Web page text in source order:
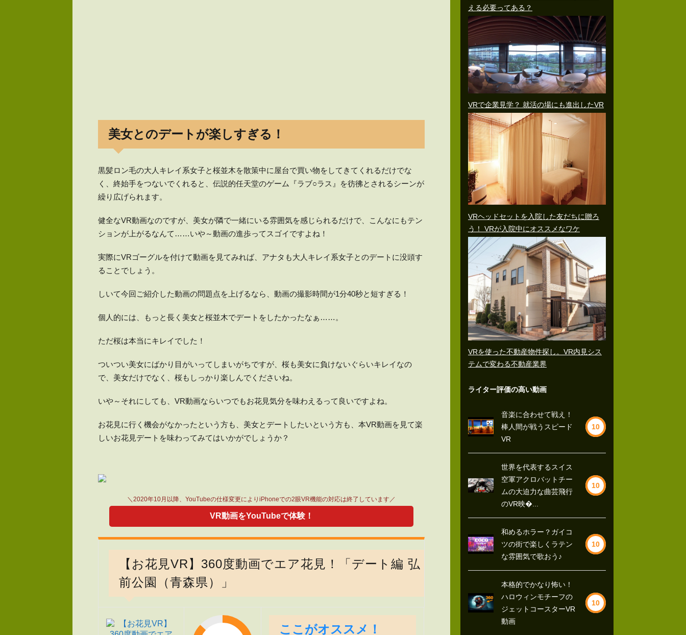
美女とのデートが楽しすぎる！
黒髪ロン毛の大人キレイ系女子と桜並木を散策中に屋台で買い物をしてきてくれるだけでな
く、終始手をつないでくれると、伝説的任天堂のゲーム『ラブ○ラス』を彷彿とされるシーンが
繰り広げられます。
健全なVR動画なのですが、美女が隣で一緒にいる雰囲気を感じられるだけで、こんなにもテン
ションが上がるなんて……いや～動画の進歩ってスゴイですよね！
実際にVRゴーグルを付けて動画を見てみれば、アナタも大人キレイ系女子とのデートに没頭す
ることでしょう。
しいて今回ご紹介した動画の問題点を上げるなら、動画の撮影時間が1分40秒と短すぎる！
個人的には、もっと長く美女と桜並木でデートをしたかったなぁ……。
ただ桜は本当にキレイでした！
ついつい美女にばかり目がいってしまいがちですが、桜も美女に負けないぐらいキレイなの
で、美女だけでなく、桜もしっかり楽しんでくださいね。
いや～それにしても、VR動画ならいつでもお花見気分を味わえるって良いですよね。
お花見に行く機会がなかったという方も、美女とデートしたいという方も、本VR動画を見て楽
しいお花見デートを味わってみてはいかがでしょうか？
＼2020年10月以降、YouTubeの仕様変更によりiPhoneでの2眼VR機能の対応は終了しています／
VR動画をYouTubeで体験！
【お花見VR】360度動画でエア花見！「デート編 弘
前公園（青森県）」
ここがオススメ！
える必要ってある？
VRで企業見学？ 就活の場にも進出したVR
VRヘッドセットを入院した友だちに贈ろ
う！ VRが入院中にオススメなワケ
VRを使った不動産物件探し。VR内見シス
テムで変わる不動産業界
ライター評価の高い動画
音楽に合わせて戦え！
棒人間が戦うスピード
VR
10
世界を代表するスイス
空軍アクロバットチー
ムの大迫力な曲芸飛行
のVR映�...
10
和めるホラー？ガイコ
ツの街で楽しくラテン
な雰囲気で歌おう♪
10
本格的でかなり怖い！
ハロウィンモチーフの
ジェットコースターVR
動画
10